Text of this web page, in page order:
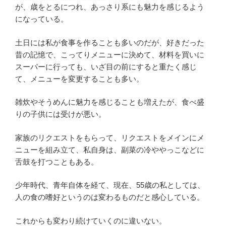
が、歳をとるにつれ、あっさり系にも魅力を感じるよう
になっている。
土日には私が食事を作ることも多いのだが、好きだった
昔の記憶で、こってりメニューに決めて、材料を買いに
スーパーに行っても、いざ目の前にすると重たく感じ
て、メニューを変更することも多い。
雑炊やそうめんに魅力を感じることも増えたが、食べ盛
りの子供には受けが悪い。
家族のリクエストをもらって、リクエストをメインにメ
ニューを組み立て、私自身は、副菜の冷ややっこなどに
舌鼓を打つこともある。
少年時代、青年自体を経て、現在、55歳の私としては、
人の食の嗜好というのは変わるものだと感心している。
これからも変わり続けていくのに違いない。